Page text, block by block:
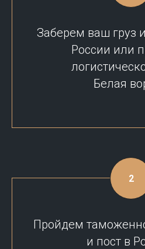
Заберем ваш груз
России или
Белая
Пройдем
и пост в